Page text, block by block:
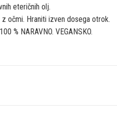
eteričnih olj.
očmi. Hraniti izven dosega otrok.
% NARAVNO. VEGANSKO.